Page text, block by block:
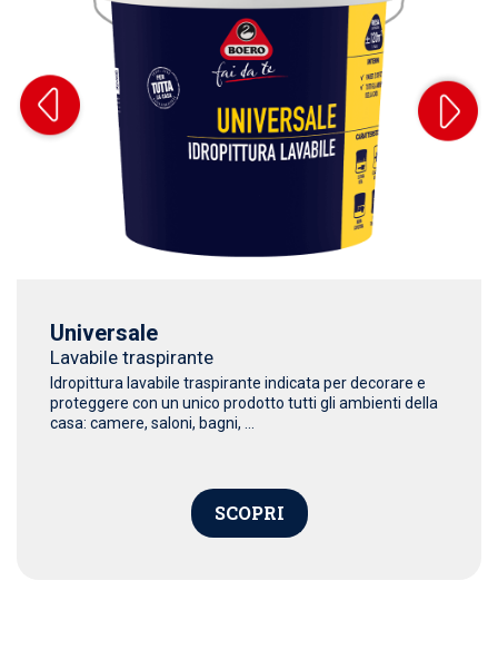
Universale
Lavabile traspirante
Idropittura lavabile traspirante indicata per decorare e
proteggere con un unico prodotto tutti gli ambienti della
casa: camere, saloni, bagni, ...
SCOPRI